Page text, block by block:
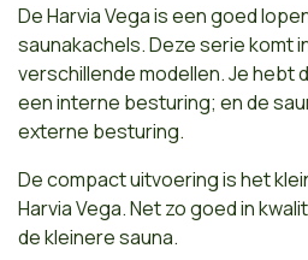
De Harvia Vega is een goed
saunakachels. Deze serie komt
verschillende modellen. Je hebt
een interne besturing; en de
externe besturing.
De compact uitvoering is het
Harvia Vega. Net zo goed in
de kleinere sauna.